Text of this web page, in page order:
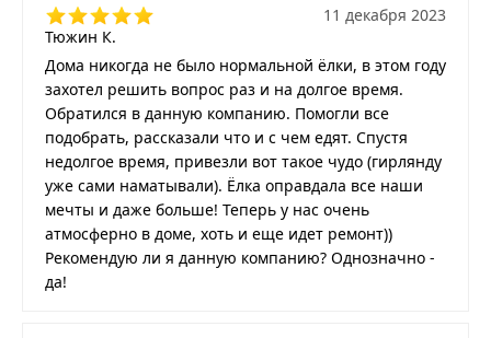
Тюжин К.
11 декабря 2023
Дома никогда не было нормальной ёлки, в этом году
захотел решить вопрос раз и на долгое время.
Обратился в данную компанию. Помогли все
подобрать, рассказали что и с чем едят. Спустя
недолгое время, привезли вот такое чудо (гирлянду
уже сами наматывали). Ёлка оправдала все наши
мечты и даже больше! Теперь у нас очень
атмосферно в доме, хоть и еще идет ремонт))
Рекомендую ли я данную компанию? Однозначно -
да!